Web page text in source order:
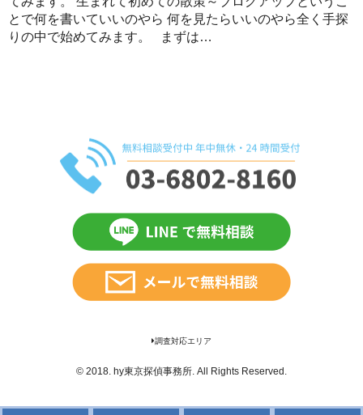
とで何を書いていいのやら 何を見たらいいのやら全く手探
りの中で始めてみます。 まずは…
調査対応エリア
© 2018. hy東京探偵事務所. All Rights Reserved.